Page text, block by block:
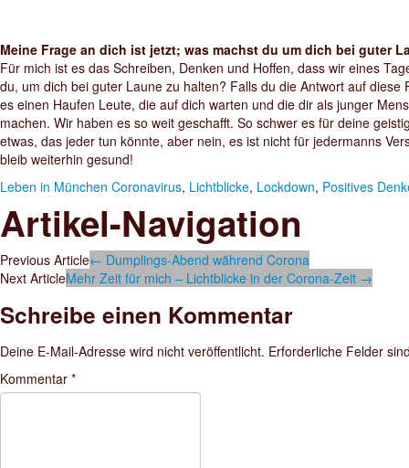
Meine Frage an dich ist jetzt; was machst du um dich bei guter
Für mich ist es das Schreiben, Denken und Hoffen, dass wir eines
du, um dich bei guter Laune zu halten? Falls du die Antwort auf
es einen Haufen Leute, die auf dich warten und die dir als junger
machen. Wir haben es so weit geschafft. So schwer es für deine
etwas, das jeder tun könnte, aber nein, es ist nicht für jedermanns
bleib weiterhin gesund!
Leben in München Coronavirus, Lichtblicke, Lockdown, Positives
Artikel-Navigation
Previous Article← Dumplings-Abend während Corona
Next ArticleMehr Zeit für mich – Lichtblicke in der Corona-Zeit →
Schreibe einen Kommentar
Deine E-Mail-Adresse wird nicht veröffentlicht. Erforderliche Felder
Kommentar *